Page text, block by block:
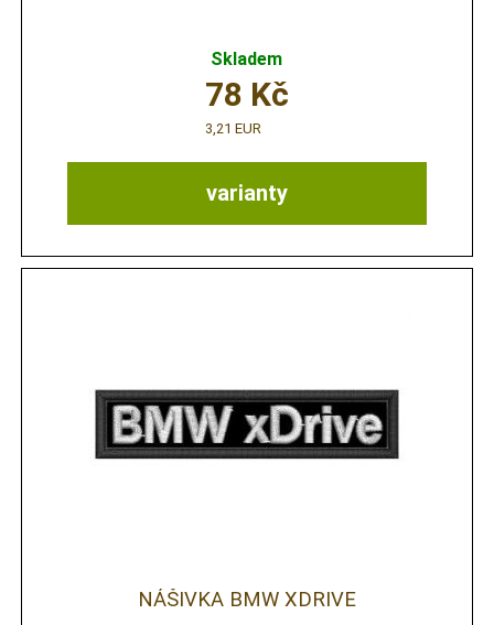
Skladem
varianty
78 Kč
3,21 EUR
NÁŠIVKA BMW XDRIVE